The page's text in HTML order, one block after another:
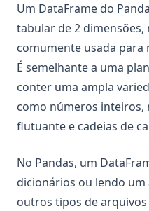
Um DataFrame do
tabular de 2
comumente usada para
É semelhante a uma
conter uma ampla
como números inteiros,
flutuante e cadeias de
No Pandas, um
dicionários ou lendo um
outros tipos de